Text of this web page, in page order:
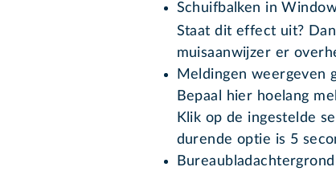
Schuifbalken in
Staat dit effect uit?
muisaanwijzer er
Meldingen weergeven
Bepaal hier hoelang
Klik op de ingestelde
durende optie is 5